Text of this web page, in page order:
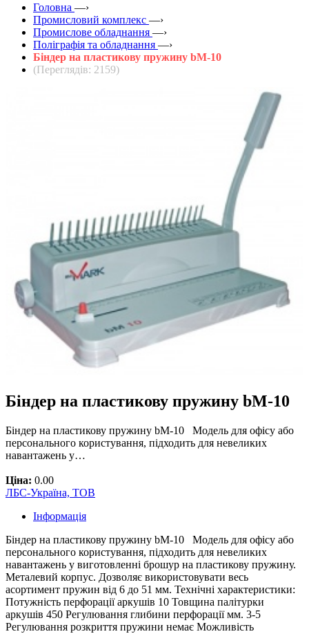
Головна —›
Промисловий комплекс —›
Промислове обладнання —›
Поліграфія та обладнання —›
Біндер на пластикову пружину bM-10
(Переглядів: 2159)
Біндер на пластикову пружину bM-10
Біндер на пластикову пружину bM-10 Модель для офісу або
персонального користування, підходить для невеликих
навантажень у…
Ціна: 0.00
ЛБС-Україна, ТОВ
Інформація
Біндер на пластикову пружину bM-10 Модель для офісу або
персонального користування, підходить для невеликих
навантажень у виготовленні брошур на пластикову пружину.
Металевий корпус. Дозволяє використовувати весь
асортимент пружин від 6 до 51 мм. Технічні характеристики:
Потужність перфорації аркушів 10 Товщина палітурки
аркушів 450 Регулювання глибини перфорації мм. 3-5
Регулювання розкриття пружини немає Можливість